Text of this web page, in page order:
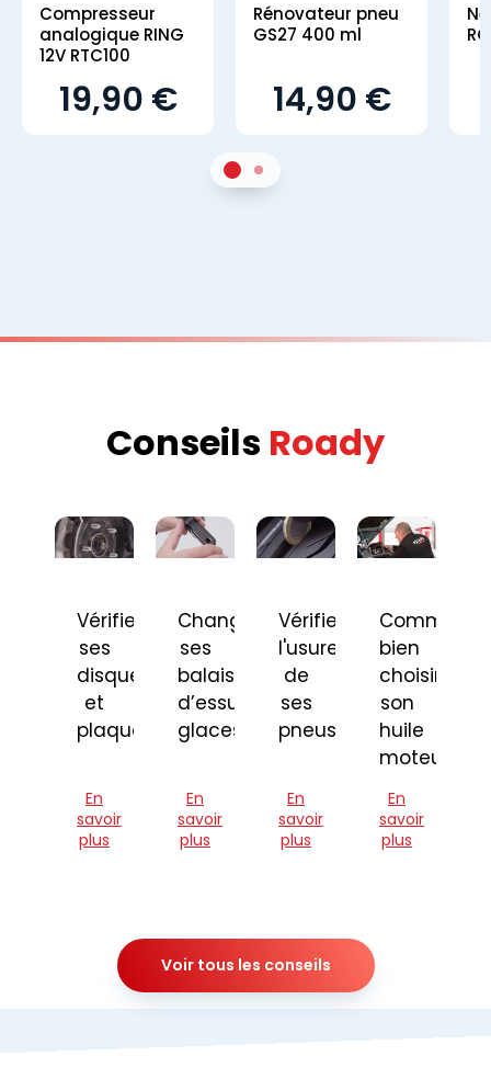
Compresseur
analogique RING
12V RTC100
19,90 €
Rénovateur pneu
GS27 400 ml
14,90 €
Sur 22Sur 2
Conseils Roady
Vérifier
ses
disques
et
plaquettes
En
savoir
plus
Changer
ses
balais
d’essuie-
glaces
En
savoir
plus
Vérifier
l'usure
de
ses
pneus
En
savoir
plus
Comment
bien
choisir
son
huile
moteur
En
savoir
plus
Voir tous les conseils